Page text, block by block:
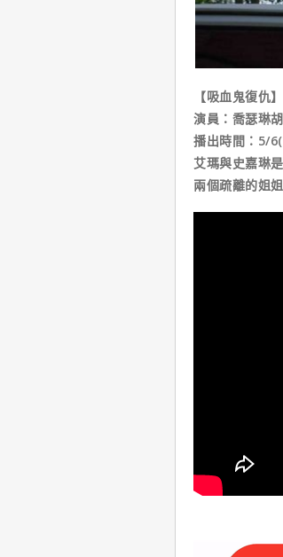
【吸血鬼復
演員：喬瑟琳
播出時間：5/
艾瑪與史嘉琳
兩個疏離的姐